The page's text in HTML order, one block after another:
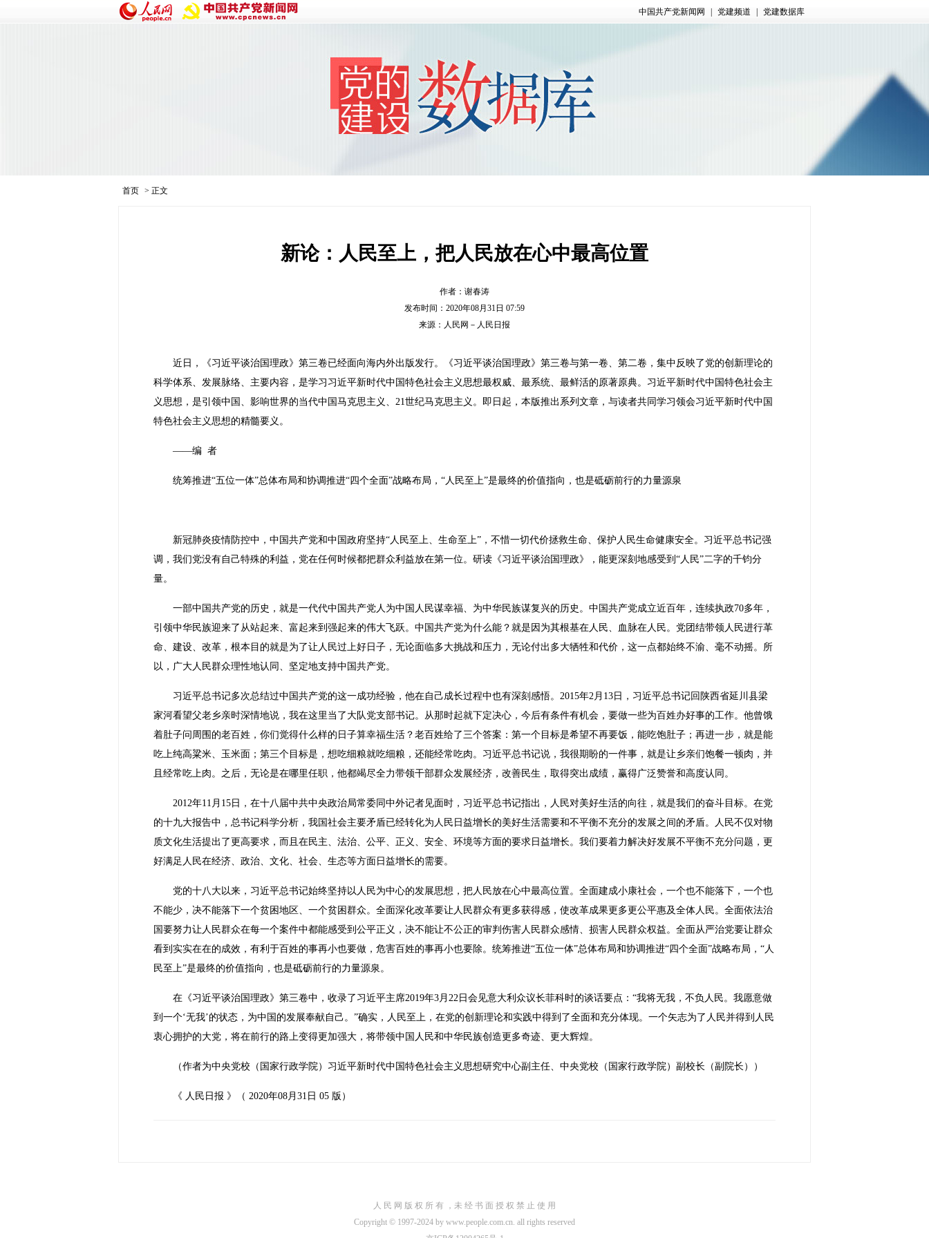
中国共产党新闻网 党建频道 党建数据库
首页 > 正文
新论：人民至上，把人民放在心中最高位置
作者：谢春涛
发布时间：2020年08月31日 07:59
来源：人民网－人民日报
近日，《习近平谈治国理政》第三卷已经面向海内外出版发行。《习近平谈治国理政》第三卷与第一卷、第二卷，集中反映了党的创新理论的
科学体系、发展脉络、主要内容，是学习习近平新时代中国特色社会主义思想最权威、最系统、最鲜活的原著原典。习近平新时代中国特色社会主
义思想，是引领中国、影响世界的当代中国马克思主义、21世纪马克思主义。即日起，本版推出系列文章，与读者共同学习领会习近平新时代中国
特色社会主义思想的精髓要义。
——编 者
统筹推进“五位一体”总体布局和协调推进“四个全面”战略布局，“人民至上”是最终的价值指向，也是砥砺前行的力量源泉
新冠肺炎疫情防控中，中国共产党和中国政府坚持“人民至上、生命至上”，不惜一切代价拯救生命、保护人民生命健康安全。习近平总书记强
调，我们党没有自己特殊的利益，党在任何时候都把群众利益放在第一位。研读《习近平谈治国理政》，能更深刻地感受到“人民”二字的千钧分
量。
一部中国共产党的历史，就是一代代中国共产党人为中国人民谋幸福、为中华民族谋复兴的历史。中国共产党成立近百年，连续执政70多年，
引领中华民族迎来了从站起来、富起来到强起来的伟大飞跃。中国共产党为什么能？就是因为其根基在人民、血脉在人民。党团结带领人民进行革
命、建设、改革，根本目的就是为了让人民过上好日子，无论面临多大挑战和压力，无论付出多大牺牲和代价，这一点都始终不渝、毫不动摇。所
以，广大人民群众理性地认同、坚定地支持中国共产党。
习近平总书记多次总结过中国共产党的这一成功经验，他在自己成长过程中也有深刻感悟。2015年2月13日，习近平总书记回陕西省延川县梁
家河看望父老乡亲时深情地说，我在这里当了大队党支部书记。从那时起就下定决心，今后有条件有机会，要做一些为百姓办好事的工作。他曾饿
着肚子问周围的老百姓，你们觉得什么样的日子算幸福生活？老百姓给了三个答案：第一个目标是希望不再要饭，能吃饱肚子；再进一步，就是能
吃上纯高粱米、玉米面；第三个目标是，想吃细粮就吃细粮，还能经常吃肉。习近平总书记说，我很期盼的一件事，就是让乡亲们饱餐一顿肉，并
且经常吃上肉。之后，无论是在哪里任职，他都竭尽全力带领干部群众发展经济，改善民生，取得突出成绩，赢得广泛赞誉和高度认同。
2012年11月15日，在十八届中共中央政治局常委同中外记者见面时，习近平总书记指出，人民对美好生活的向往，就是我们的奋斗目标。在党
的十九大报告中，总书记科学分析，我国社会主要矛盾已经转化为人民日益增长的美好生活需要和不平衡不充分的发展之间的矛盾。人民不仅对物
质文化生活提出了更高要求，而且在民主、法治、公平、正义、安全、环境等方面的要求日益增长。我们要着力解决好发展不平衡不充分问题，更
好满足人民在经济、政治、文化、社会、生态等方面日益增长的需要。
党的十八大以来，习近平总书记始终坚持以人民为中心的发展思想，把人民放在心中最高位置。全面建成小康社会，一个也不能落下，一个也
不能少，决不能落下一个贫困地区、一个贫困群众。全面深化改革要让人民群众有更多获得感，使改革成果更多更公平惠及全体人民。全面依法治
国要努力让人民群众在每一个案件中都能感受到公平正义，决不能让不公正的审判伤害人民群众感情、损害人民群众权益。全面从严治党要让群众
看到实实在在的成效，有利于百姓的事再小也要做，危害百姓的事再小也要除。统筹推进“五位一体”总体布局和协调推进“四个全面”战略布局，“人
民至上”是最终的价值指向，也是砥砺前行的力量源泉。
在《习近平谈治国理政》第三卷中，收录了习近平主席2019年3月22日会见意大利众议长菲科时的谈话要点：“我将无我，不负人民。我愿意做
到一个‘无我’的状态，为中国的发展奉献自己。”确实，人民至上，在党的创新理论和实践中得到了全面和充分体现。一个矢志为了人民并得到人民
衷心拥护的大党，将在前行的路上变得更加强大，将带领中国人民和中华民族创造更多奇迹、更大辉煌。
（作者为中央党校（国家行政学院）习近平新时代中国特色社会主义思想研究中心副主任、中央党校（国家行政学院）副校长（副院长））
《 人民日报 》（ 2020年08月31日 05 版）
人 民 网 版 权 所 有 ，未 经 书 面 授 权 禁 止 使 用
Copyright © 1997-2024 by www.people.com.cn. all rights reserved